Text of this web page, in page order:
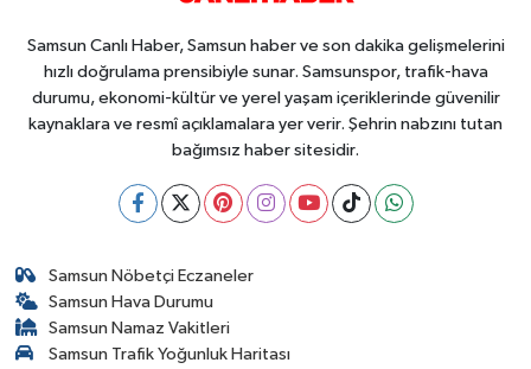
Samsun Canlı Haber, Samsun haber ve son dakika gelişmelerini
hızlı doğrulama prensibiyle sunar. Samsunspor, trafik-hava
durumu, ekonomi-kültür ve yerel yaşam içeriklerinde güvenilir
kaynaklara ve resmî açıklamalara yer verir. Şehrin nabzını tutan
bağımsız haber sitesidir.
Samsun Nöbetçi Eczaneler
Samsun Hava Durumu
Samsun Namaz Vakitleri
Samsun Trafik Yoğunluk Haritası